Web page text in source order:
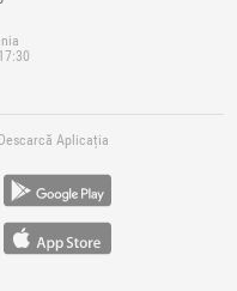
Descarcă Aplicația